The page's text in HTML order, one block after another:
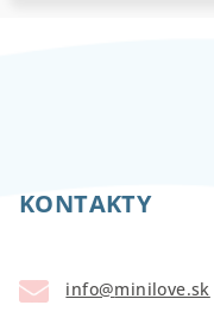
KONTAKTY
info@minilove.sk